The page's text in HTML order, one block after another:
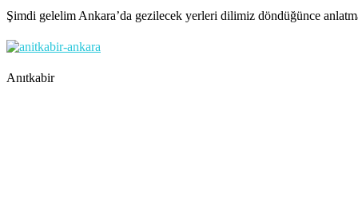
Şimdi gelelim Ankara’da gezilecek yerleri dilimiz döndüğünce
Anıtkabir